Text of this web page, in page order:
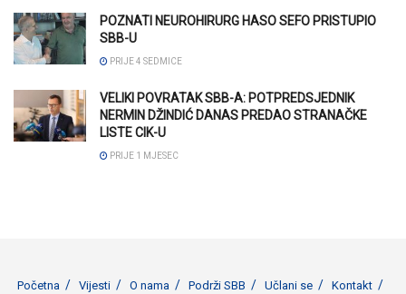
POZNATI NEUROHIRURG HASO SEFO PRISTUPIO
SBB-U
PRIJE 4 SEDMICE
VELIKI POVRATAK SBB-A: POTPREDSJEDNIK
NERMIN DŽINDIĆ DANAS PREDAO STRANAČKE
LISTE CIK-U
PRIJE 1 MJESEC
Početna Vijesti O nama Podrži SBB Učlani se Kontakt